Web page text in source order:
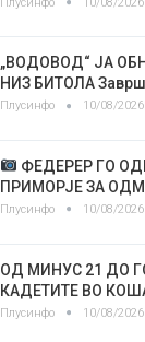
„ВОДОВОД“ ЈА
НИЗ БИТОЛА
Плусинфо 10/08/2026
ФЕДЕРЕР ГО
ПРИМОРЈЕ ЗА
Плусинфо 10/08/2026
ОД МИНУС 21 ДО
КАДЕТИТЕ ВО
Плусинфо 10/08/2026